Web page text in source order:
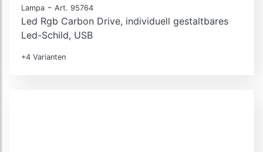
Lampa - Art. 95764
Led Rgb Carbon Drive, individuell gestaltbares
Led-Schild, USB
+4 Varianten